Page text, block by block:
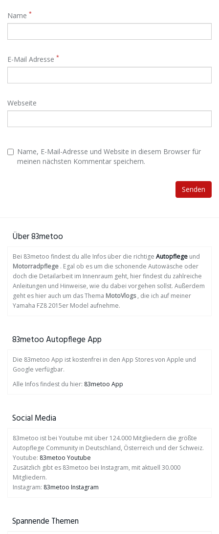
Name *
E-Mail Adresse *
Webseite
Name, E-Mail-Adresse und Website in diesem Browser für
meinen nächsten Kommentar speichern.
Über 83metoo
Bei 83metoo findest du alle Infos über die richtige Autopflege und
Motorradpflege . Egal ob es um die schonende Autowäsche oder
doch die Detailarbeit im Innenraum geht, hier findest du zahlreiche
Anleitungen und Hinweise, wie du dabei vorgehen sollst. Außerdem
geht es hier auch um das Thema MotoVlogs, die ich auf meiner
Yamaha FZ8 2015er Model aufnehme.
83metoo Autopflege App
Die 83metoo App ist kostenfrei in den App Stores von Apple und
Google verfügbar.
Alle Infos findest du hier: 83metoo App
Social Media
83metoo ist bei Youtube mit über 124.000 Mitgliedern die größte
Autopflege Community in Deutschland, Österreich und der Schweiz.
Youtube: 83metoo Youtube
Zusätzlich gibt es 83metoo bei Instagram, mit aktuell 30.000
Mitgliedern.
Instagram: 83metoo Instagram
Spannende Themen